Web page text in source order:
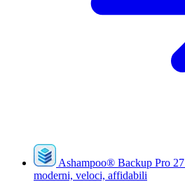
Ashampoo® Backup Pro 27
moderni, veloci, affidabili